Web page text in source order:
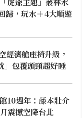
歸，玩水＋4大順遊
經濟艙座椅升級，
包覆頭頸超好睡
10週年：藤本壯介
震撼空降台北